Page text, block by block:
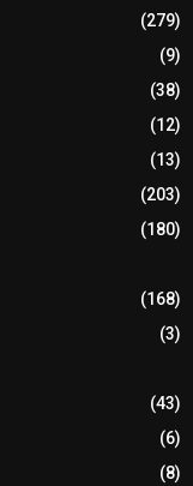
(279)
(9)
(38)
(12)
(13)
(203)
(180)
(168)
(3)
(43)
(6)
(8)